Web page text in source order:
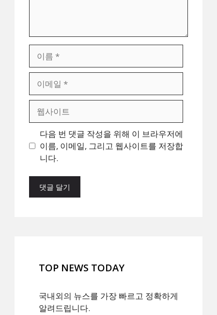
일
트
다음 번 댓글 작성을 위해 이 브라우저에
이름, 이메일, 그리고 웹사이트를 저장합
니다.
TOP NEWS TODAY
국내외의 뉴스를 가장 빠르고 정확하게
알려드립니다.